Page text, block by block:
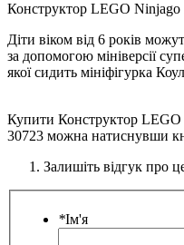
Конструктор LEGO Ninjago
Діти віком від 6 років
за допомогою мініверсії
якої сидить мініфігурка
Купити Конструктор LEGO
30723 можна натиснувши
Залишіть відгук про
*Ім'я